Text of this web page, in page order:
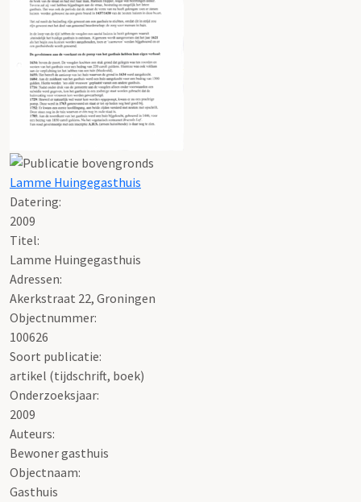
Lamme Huingegasthuis
Datering:
2009
Titel:
Lamme Huingegasthuis
Adressen:
Akerkstraat 22, Groningen
Objectnummer:
100626
Soort publicatie:
artikel (tijdschrift, boek)
Onderzoeksjaar:
2009
Auteurs:
Bewoner gasthuis
Objectnaam:
Gasthuis